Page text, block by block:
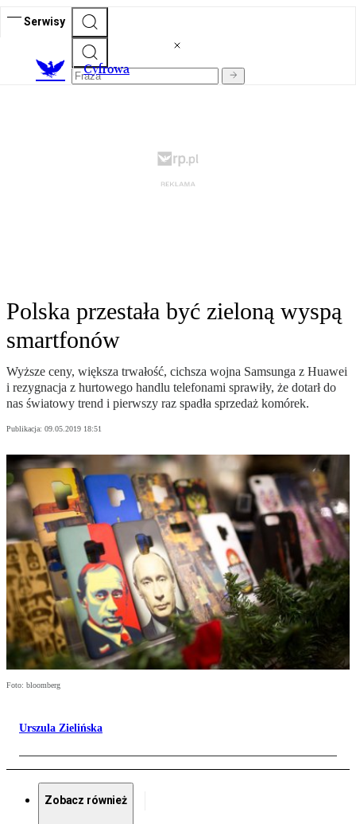
Serwisy
Cyfrowa
Polska przestała być zieloną wyspą
smartfonów
Wyższe ceny, większa trwałość, cichsza wojna Samsunga z Huawei
i rezygnacja z hurtowego handlu telefonami sprawiły, że dotarł do
nas światowy trend i pierwszy raz spadła sprzedaż komórek.
Publikacja: 09.05.2019 18:51
Foto: bloomberg
Urszula Zielińska
Zobacz również